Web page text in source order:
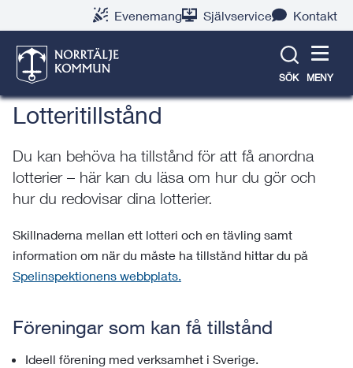
Evenemang Självservice Kontakt
SÖK MENY
Jobb & företag
Lotteritillstånd
Du kan behöva ha tillstånd för att få anordna
lotterier – här kan du läsa om hur du gör och
hur du redovisar dina lotterier.
Skillnaderna mellan ett lotteri och en tävling samt
information om när du måste ha tillstånd hittar du på
Spelinspektionens webbplats.
Föreningar som kan få tillstånd
Ideell förening med verksamhet i Sverige.